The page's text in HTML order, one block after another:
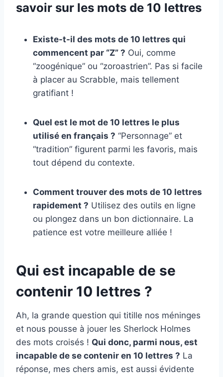
savoir sur les mots de 10 lettres
Existe-t-il des mots de 10 lettres qui
commencent par “Z” ? Oui, comme
“zoogénique” ou “zoroastrien”. Pas si facile
à placer au Scrabble, mais tellement
gratifiant !
Quel est le mot de 10 lettres le plus
utilisé en français ? “Personnage” et
“tradition” figurent parmi les favoris, mais
tout dépend du contexte.
Comment trouver des mots de 10 lettres
rapidement ? Utilisez des outils en ligne
ou plongez dans un bon dictionnaire. La
patience est votre meilleure alliée !
Qui est incapable de se
contenir 10 lettres ?
Ah, la grande question qui titille nos méninges
et nous pousse à jouer les Sherlock Holmes
des mots croisés ! Qui donc, parmi nous, est
incapable de se contenir en 10 lettres ? La
réponse, mes chers amis, est aussi évidente